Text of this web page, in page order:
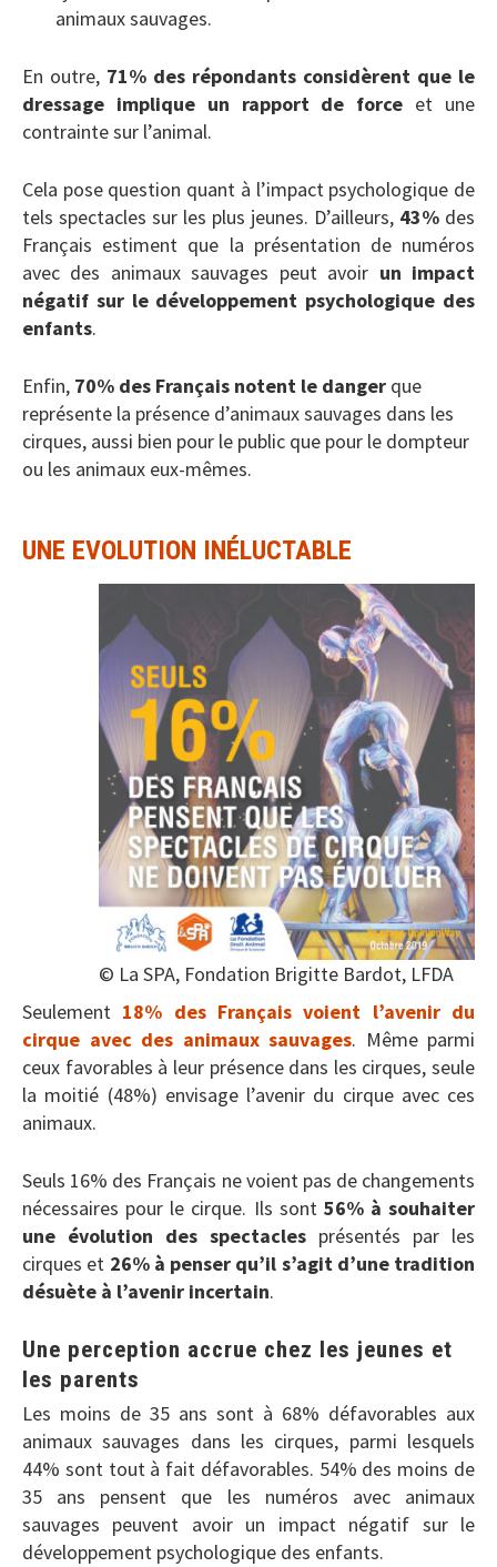
animaux sauvages.
En outre, 71% des répondants considèrent que le
dressage implique un rapport de force et une
contrainte sur l’animal.
Cela pose question quant à l’impact psychologique de
tels spectacles sur les plus jeunes. D’ailleurs, 43% des
Français estiment que la présentation de numéros
avec des animaux sauvages peut avoir un impact
négatif sur le développement psychologique des
enfants.
Enfin, 70% des Français notent le danger que
représente la présence d’animaux sauvages dans les
cirques, aussi bien pour le public que pour le dompteur
ou les animaux eux-mêmes.
UNE EVOLUTION INÉLUCTABLE
© La SPA, Fondation Brigitte Bardot, LFDA
Seulement 18% des Français voient l’avenir du
cirque avec des animaux sauvages. Même parmi
ceux favorables à leur présence dans les cirques, seule
la moitié (48%) envisage l’avenir du cirque avec ces
animaux.
Seuls 16% des Français ne voient pas de changements
nécessaires pour le cirque. Ils sont 56% à souhaiter
une évolution des spectacles présentés par les
cirques et 26% à penser qu’il s’agit d’une tradition
désuète à l’avenir incertain.
Une perception accrue chez les jeunes et
les parents
Les moins de 35 ans sont à 68% défavorables aux
animaux sauvages dans les cirques, parmi lesquels
44% sont tout à fait défavorables. 54% des moins de
35 ans pensent que les numéros avec animaux
sauvages peuvent avoir un impact négatif sur le
développement psychologique des enfants.